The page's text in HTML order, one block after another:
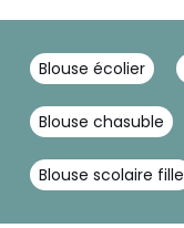
Blouse écolier
Blouse chasuble
Blouse scolaire fille